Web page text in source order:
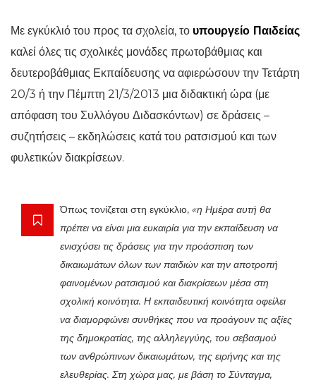
Με εγκύκλιό του προς τα σχολεία, το υπουργείο Παιδείας
καλεί όλες τις σχολικές μονάδες πρωτοβάθμιας και
δευτεροβάθμιας Εκπαίδευσης να αφιερώσουν την Τετάρτη
20/3 ή την Πέμπτη 21/3/2013 μια διδακτική ώρα (με
απόφαση του Συλλόγου Διδασκόντων) σε δράσεις –
συζητήσεις – εκδηλώσεις κατά του ρατσισμού και των
φυλετικών διακρίσεων.
Όπως τονίζεται στη εγκύκλιο, «η Ημέρα αυτή θα
πρέπει να είναι μια ευκαιρία για την εκπαίδευση να
ενισχύσει τις δράσεις για την προάσπιση των
δικαιωμάτων όλων των παιδιών και την αποτροπή
φαινομένων ρατσισμού και διακρίσεων μέσα στη
σχολική κοινότητα. Η εκπαιδευτική κοινότητα οφείλει
να διαμορφώνει συνθήκες που να προάγουν τις αξίες
της δημοκρατίας, της αλληλεγγύης, του σεβασμού
των ανθρώπινων δικαιωμάτων, της ειρήνης και της
ελευθερίας. Στη χώρα μας, με βάση το Σύνταγμα,